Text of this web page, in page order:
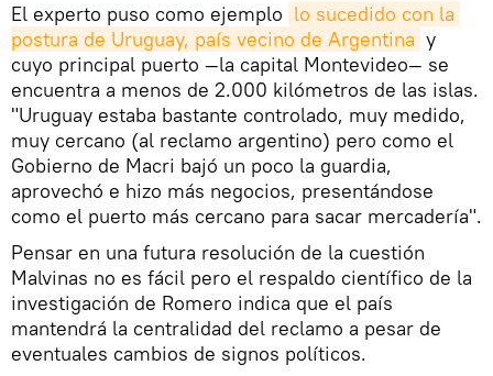
El experto puso como ejemplo lo sucedido con la
postura de Uruguay, país vecino de Argentina y
cuyo principal puerto —la capital Montevideo— se
encuentra a menos de 2.000 kilómetros de las islas.
"Uruguay estaba bastante controlado, muy medido,
muy cercano (al reclamo argentino) pero como el
Gobierno de Macri bajó un poco la guardia,
aprovechó e hizo más negocios, presentándose
como el puerto más cercano para sacar mercadería".
Pensar en una futura resolución de la cuestión
Malvinas no es fácil pero el respaldo científico de la
investigación de Romero indica que el país
mantendrá la centralidad del reclamo a pesar de
eventuales cambios de signos políticos.